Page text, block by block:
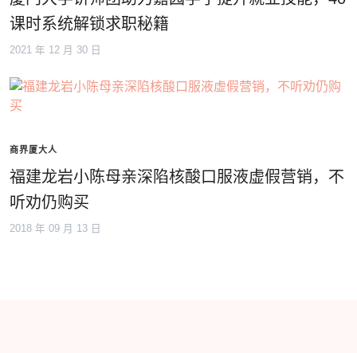
课时系统解锁求职秘籍
2021 年 12 月 30 日
商界厦大人
福建龙岩小陈母亲深陷核酸口服液虚假营销，不
听劝仍购买
2018 年 09 月 13 日